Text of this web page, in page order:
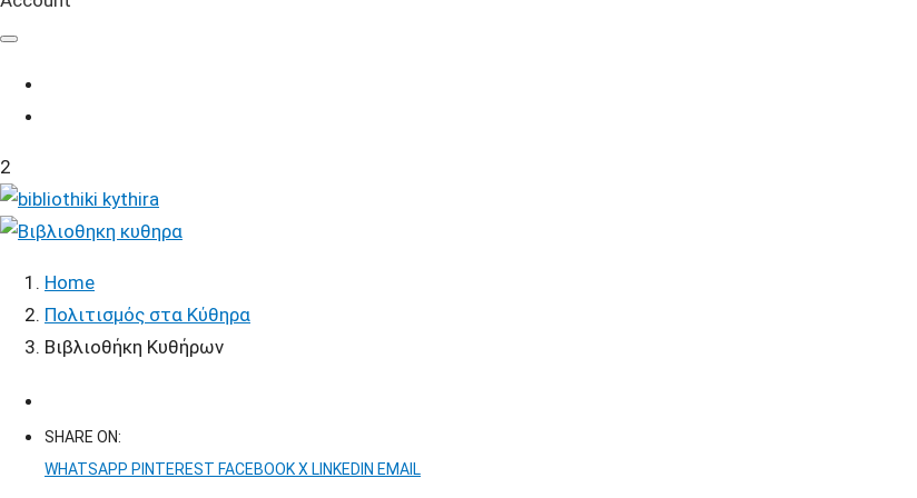
2
Home
Πολιτισμός στα Κύθηρα
Βιβλιοθήκη Κυθήρων
SHARE ON:
WHATSAPP PINTEREST FACEBOOKX LINKEDIN EMAIL